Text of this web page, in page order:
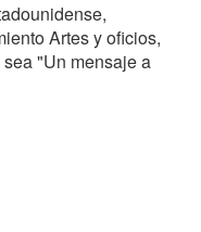
Artes y oficios,
"Un mensaje a